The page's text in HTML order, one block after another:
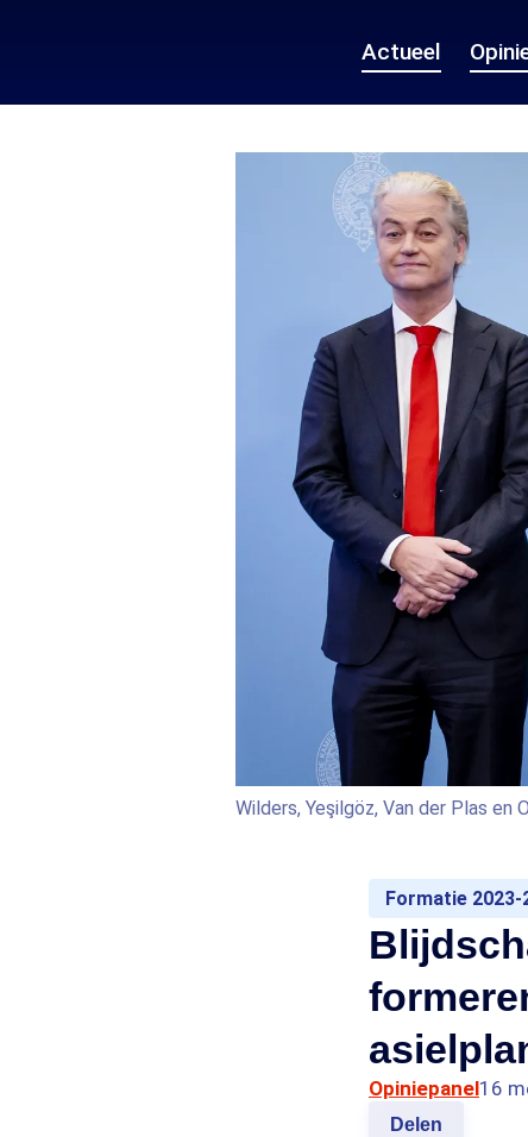
Actueel
Wilders, Yeşilgöz, Van der Plas en
Formatie 2023-
Opiniepanel16
Delen